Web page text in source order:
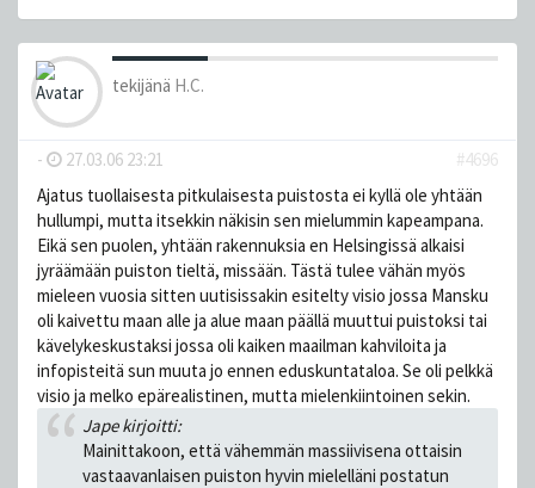
tekijänä H.C.
- 27.03.06 23:21
#4696
Ajatus tuollaisesta pitkulaisesta puistosta ei kyllä ole yhtään
hullumpi, mutta itsekkin näkisin sen mielummin kapeampana.
Eikä sen puolen, yhtään rakennuksia en Helsingissä alkaisi
jyräämään puiston tieltä, missään. Tästä tulee vähän myös
mieleen vuosia sitten uutisissakin esitelty visio jossa Mansku
oli kaivettu maan alle ja alue maan päällä muuttui puistoksi tai
kävelykeskustaksi jossa oli kaiken maailman kahviloita ja
infopisteitä sun muuta jo ennen eduskuntataloa. Se oli pelkkä
visio ja melko epärealistinen, mutta mielenkiintoinen sekin.
Jape kirjoitti:
Mainittakoon, että vähemmän massiivisena ottaisin
vastaavanlaisen puiston hyvin mielelläni postatun